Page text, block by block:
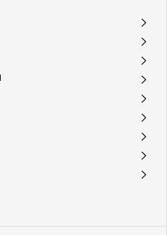
A
A
A
A
A
A
A
A
A